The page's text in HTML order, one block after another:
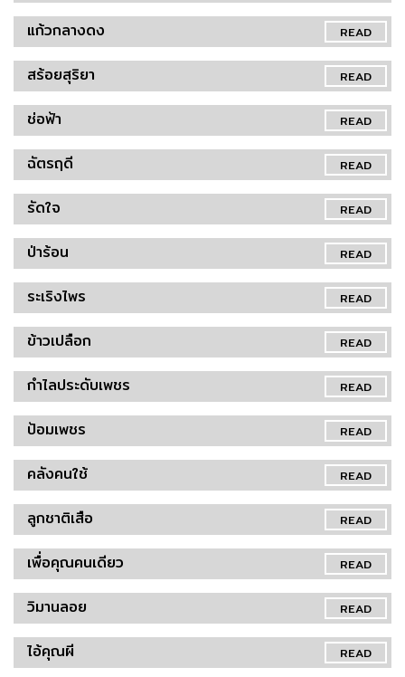
READ
แก้วกลางดง
READ
สร้อยสุริยา
READ
ช่อฟ้า
READ
ฉัตรฤดี
READ
รัดใจ
READ
ป่าร้อน
READ
ระเริงไพร
READ
ข้าวเปลือก
READ
กำไลประดับเพชร
READ
ป้อมเพชร
READ
คลังคนใช้
READ
ลูกชาติเสือ
READ
เพื่อคุณคนเดียว
READ
วิมานลอย
READ
ไอ้คุณผี